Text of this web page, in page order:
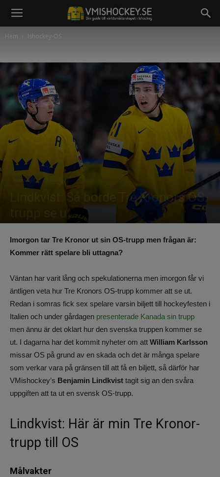
Hem Ishockey-OS
Ishockey-OS
Lindkvist: Så borde Tre Kronors OS-
trupp se ut
Imorgon tar Tre Kronor ut sin OS-trupp men frågan är:
Kommer rätt spelare bli uttagna?
Väntan har varit lång och spekulationerna men imorgon får vi
äntligen veta hur Tre Kronors OS-trupp kommer att se ut.
Redan i somras fick sex spelare varsin biljett till hockeyfesten i
Italien och under gårdagen presenterade Kanada sin trupp
men ännu är det oklart hur den svenska truppen kommer se
ut. I dagarna har det kommit nyheter om att William Karlsson
missar OS på grund av en skada och det är många spelare
som verkar vara på gränsen till att få en biljett, så därför har
VMishockey’s Benjamin Lindkvist tagit sig an den svåra
uppgiften att ta ut en svensk OS-trupp.
Lindkvist: Här är min Tre Kronor-
trupp till OS
Målvakter